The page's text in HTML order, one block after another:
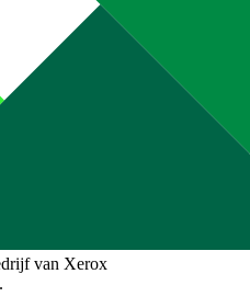
van Xerox